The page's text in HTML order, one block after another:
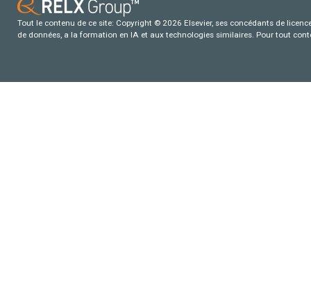
Tout le contenu de ce site: Copyright © 2026 Elsevier, ses concédants de
de données, a la formation en IA et aux technologies similaires. Pour tout